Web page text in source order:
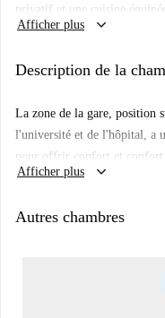
privatif et une cuisine
terrasse pour vous détendre.
les jeunes actifs. Il est
Le centre de Varèse offre
comme Quel Paese et Life
également à proximité des
le Monumento Ai Caduti et
Afficher plus keyboard_arrow_down
Description de la
La zone de la gare, position
l'université et de l'hôpital, a
pour offrir confort et confort
letto singolo, armadio 2
Afficher plus keyboard_arrow_down
Autres chambres